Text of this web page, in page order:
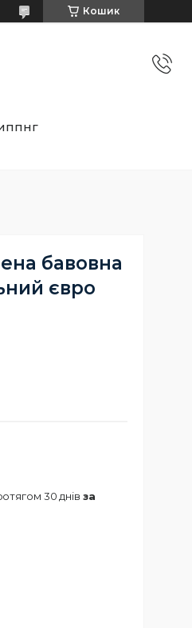
Кошик
бавовна
євро
30 днів за